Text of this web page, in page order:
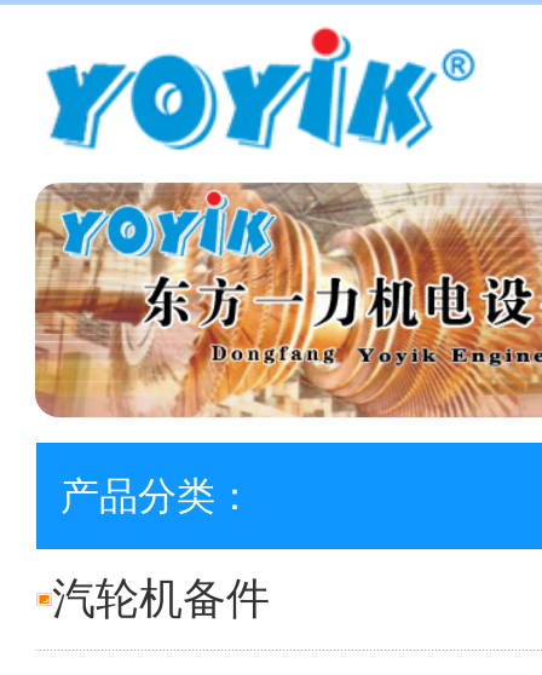
产品分类：
汽轮机备件